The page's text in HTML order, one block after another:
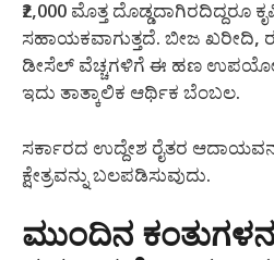
₹2,000 ಮೊತ್ತ
ಸಹಾಯಕವಾಗುತ್ತದೆ. ಬೀಜ ಖರೀದಿ,
ಡೀಸೆಲ್ ವೆಚ್ಚಗಳಿಗೆ ಈ ಹಣ
ಇದು ತಾತ್ಕಾಲಿಕ ಆರ್ಥಿಕ ಬೆಂಬಲ.
ಸರ್ಕಾರದ ಉದ್ದೇಶ ರೈತರ
ಕ್ಷೇತ್ರವನ್ನು ಬಲಪಡಿಸುವುದು.
ಮುಂದಿನ